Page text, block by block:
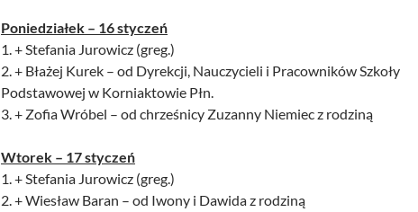
Poniedziałek – 16 styczeń
1. + Stefania Jurowicz (greg.)
2. + Błażej Kurek – od Dyrekcji, Nauczycieli i Pracowników Szkoły
Podstawowej w Korniaktowie Płn.
3. + Zofia Wróbel – od chrześnicy Zuzanny Niemiec z rodziną
Wtorek – 17 styczeń
1. + Stefania Jurowicz (greg.)
2. + Wiesław Baran – od Iwony i Dawida z rodziną